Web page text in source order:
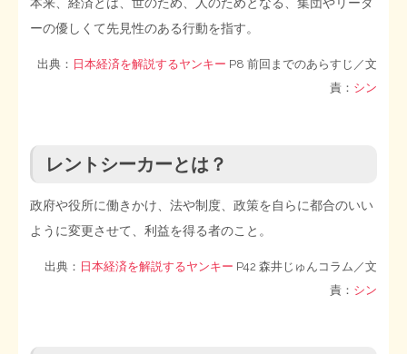
STOPインボイス作品集
本来、経済とは、世のため、人のためとなる、集団やリーダ
ーの優しくて先見性のある行動を指す。
出典： 日本経済を解説するヤンキー P8 前回までのあらすじ／文
責： シン
レントシーカーとは？
政府や役所に働きかけ、法や制度、政策を自らに都合のいい
ように変更させて、利益を得る者のこと。
出典： 日本経済を解説するヤンキー P42 森井じゅんコラム／文
責： シン